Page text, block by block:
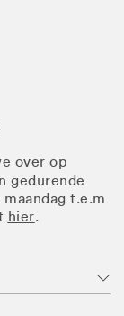
over op
gedurende
t.e.m
hier.